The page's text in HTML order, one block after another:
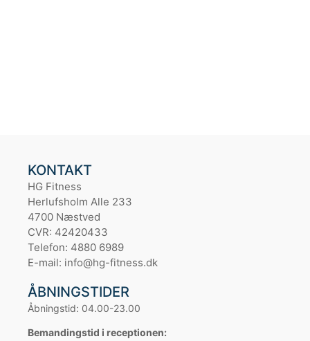
KONTAKT
HG Fitness
Herlufsholm Alle 233
4700 Næstved
CVR: 42420433
Telefon: 4880 6989
E-mail: info@hg-fitness.dk
ÅBNINGSTIDER
Åbningstid: 04.00-23.00
Bemandingstid i receptionen: